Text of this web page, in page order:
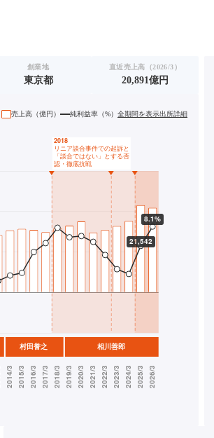
創業地
東京都
直近売上高（2026/3）
20,891億円
売上高（億円） 純利益率（%） 全期間を表示出所詳細